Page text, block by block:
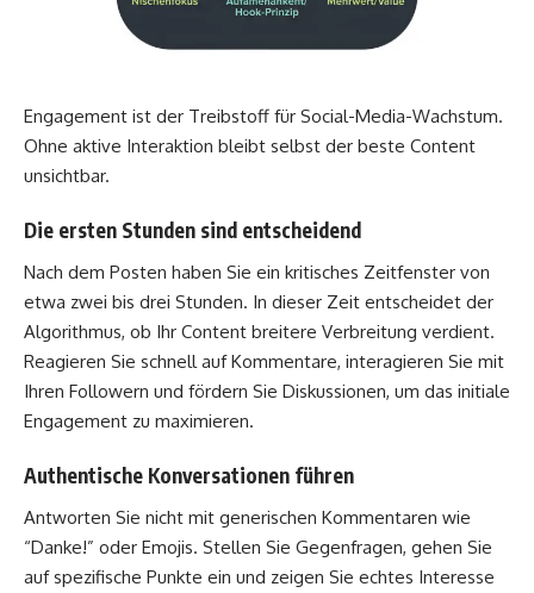
Engagement ist der Treibstoff für Social-Media-Wachstum.
Ohne aktive Interaktion bleibt selbst der beste Content
unsichtbar.
Die ersten Stunden sind entscheidend
Nach dem Posten haben Sie ein kritisches Zeitfenster von
etwa zwei bis drei Stunden. In dieser Zeit entscheidet der
Algorithmus, ob Ihr Content breitere Verbreitung verdient.
Reagieren Sie schnell auf Kommentare, interagieren Sie mit
Ihren Followern und fördern Sie Diskussionen, um das initiale
Engagement zu maximieren.
Authentische Konversationen führen
Antworten Sie nicht mit generischen Kommentaren wie
“Danke!” oder Emojis. Stellen Sie Gegenfragen, gehen Sie
auf spezifische Punkte ein und zeigen Sie echtes Interesse